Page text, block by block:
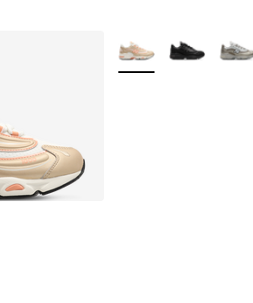
Weitere Farben